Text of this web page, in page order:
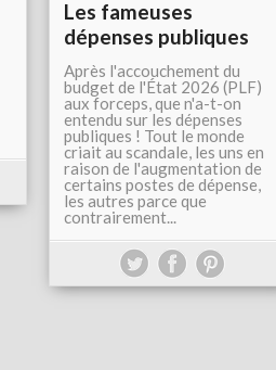
Les fameuses
dépenses publiques
Après l'accouchement du
budget de l'État 2026 (PLF)
aux forceps, que n'a-t-on
entendu sur les dépenses
publiques ! Tout le monde
criait au scandale, les uns en
raison de l'augmentation de
certains postes de dépense,
les autres parce que
contrairement...